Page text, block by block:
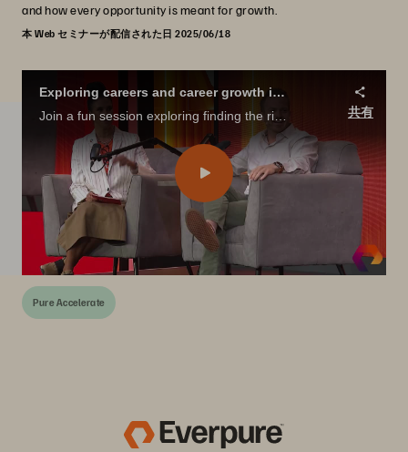
and how every opportunity is meant for growth.
本 Web セミナーが配信された日 2025/06/18
Exploring careers and career growth in the industry
Join a fun session exploring finding the right footing in your career and how every opportunity is meant for growth.
共有
Pure Accelerate